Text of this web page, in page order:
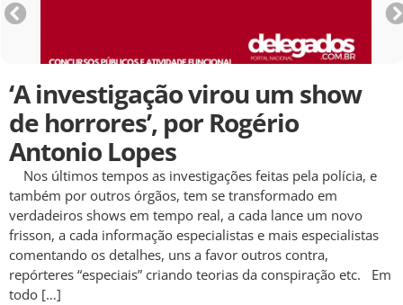
‘A investigação virou um show
de horrores’, por Rogério
Antonio Lopes
Nos últimos tempos as investigações feitas pela polícia, e
também por outros órgãos, tem se transformado em
verdadeiros shows em tempo real, a cada lance um novo
frisson, a cada informação especialistas e mais especialistas
comentando os detalhes, uns a favor outros contra,
repórteres “especiais” criando teorias da conspiração etc. Em
todo […]